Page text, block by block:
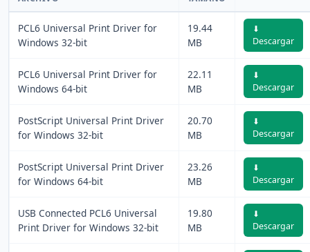
PCL6 Universal Print Driver for
Windows 32-bit
19.44
MB
⬇
Descargar
PCL6 Universal Print Driver for
Windows 64-bit
22.11
MB
⬇
Descargar
PostScript Universal Print Driver
for Windows 32-bit
20.70
MB
⬇
Descargar
PostScript Universal Print Driver
for Windows 64-bit
23.26
MB
⬇
Descargar
USB Connected PCL6 Universal
Print Driver for Windows 32-bit
19.80
MB
⬇
Descargar